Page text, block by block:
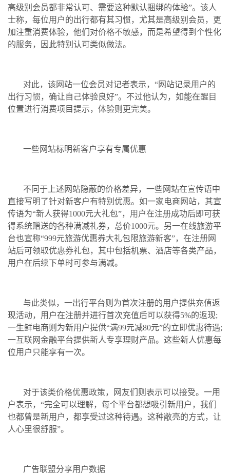
高级别会员都非常认可、需要这种默认捆绑的体验”。该人
士称，每位用户的出行都有其习惯，尤其是高级别会员，更
加注重消费体验，他们对价格不敏感，而是希望得到个性化
的服务，因此特别认可类似做法。
对此，该网站一位会员对记者表示，“网站记录用户的
出行习惯，确让自己体验良好”。不过他认为，如能在醒目
位置进行消费项目提示，体验则更完美。
一些网站标明新客户享有专属优惠
不同于上述网站隐蔽的价格差异，一些网站在宣传语中
直接写明了针对新客户有特别优惠。如一家电商网站，其宣
传语为“新人获得1000元大礼包”，用户在注册成功后即可获
得系统赠送的各种满减礼券，总价1000元。另一在线旅游平
台也宣称“999元旅游优惠券大礼包限旅游新客”，在注册网
站后可领取优惠券礼包，其中包括机票、酒店等各类产品，
用户在后续下单时可参与满减。
与此类似，一出行平台则为首次注册的用户提供充值返
现活动，用户在注册并进行首次充值后可以获得5%的返现;
一生鲜电商则为新用户提供“满99元减80元”的立即优惠待遇;
一互联网金融平台提供新人专享理财产品。这些新人优惠每
位用户只能享有一次。
对于该类价格优惠政策，网友们则表示可以接受。一用
户表示，“完全可以理解，每个平台都想吸引新用户，我们
也都曾是新用户，都享受过这种待遇。这种敞亮的方式，让
人心里很舒服”。
广告联盟分享用户数据